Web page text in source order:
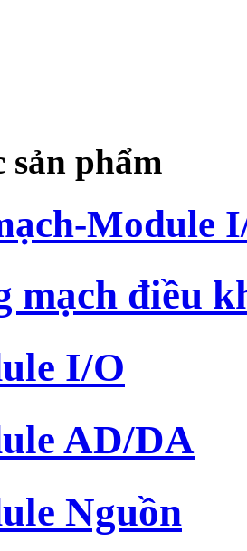
sản phẩm
Module
mạch điều
I/O
AD/DA
Nguồn